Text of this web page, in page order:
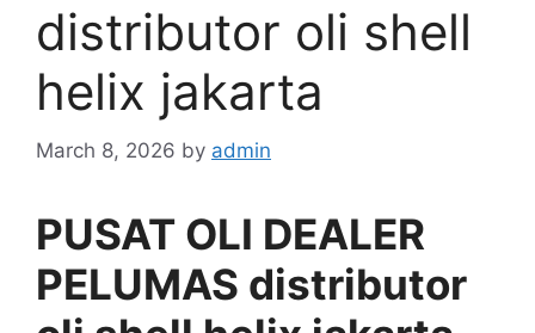
distributor oli shell
helix jakarta
March 8, 2026 by admin
PUSAT OLI DEALER
PELUMAS distributor